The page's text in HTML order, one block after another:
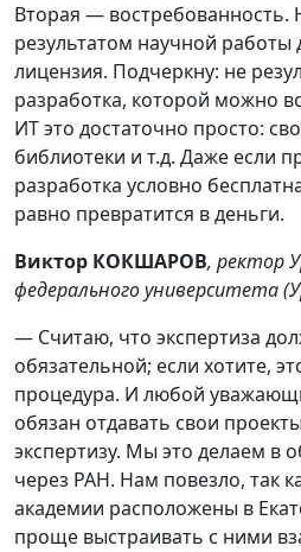
Вторая — востребованность.
результатом научной работы
лицензия. Подчеркну: не
разработка, которой можно
ИT это достаточно просто:
библиотеки и т.д. Даже если
разработка условно
равно превратится в деньги.
Виктор КОКШАРОВ, ректор
федерального университета
— Считаю, что экспертиза
обязательной; если хотите,
процедура. И любой
обязан отдавать свои
экспертизу. Мы это делаем в
через РАН. Нам повезло, так
академии расположены в
проще выстраивать с ними